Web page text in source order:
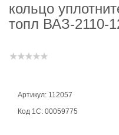
кольцо
топл ВАЗ-2110-
Артикул: 112057
Код 1С: 00059775